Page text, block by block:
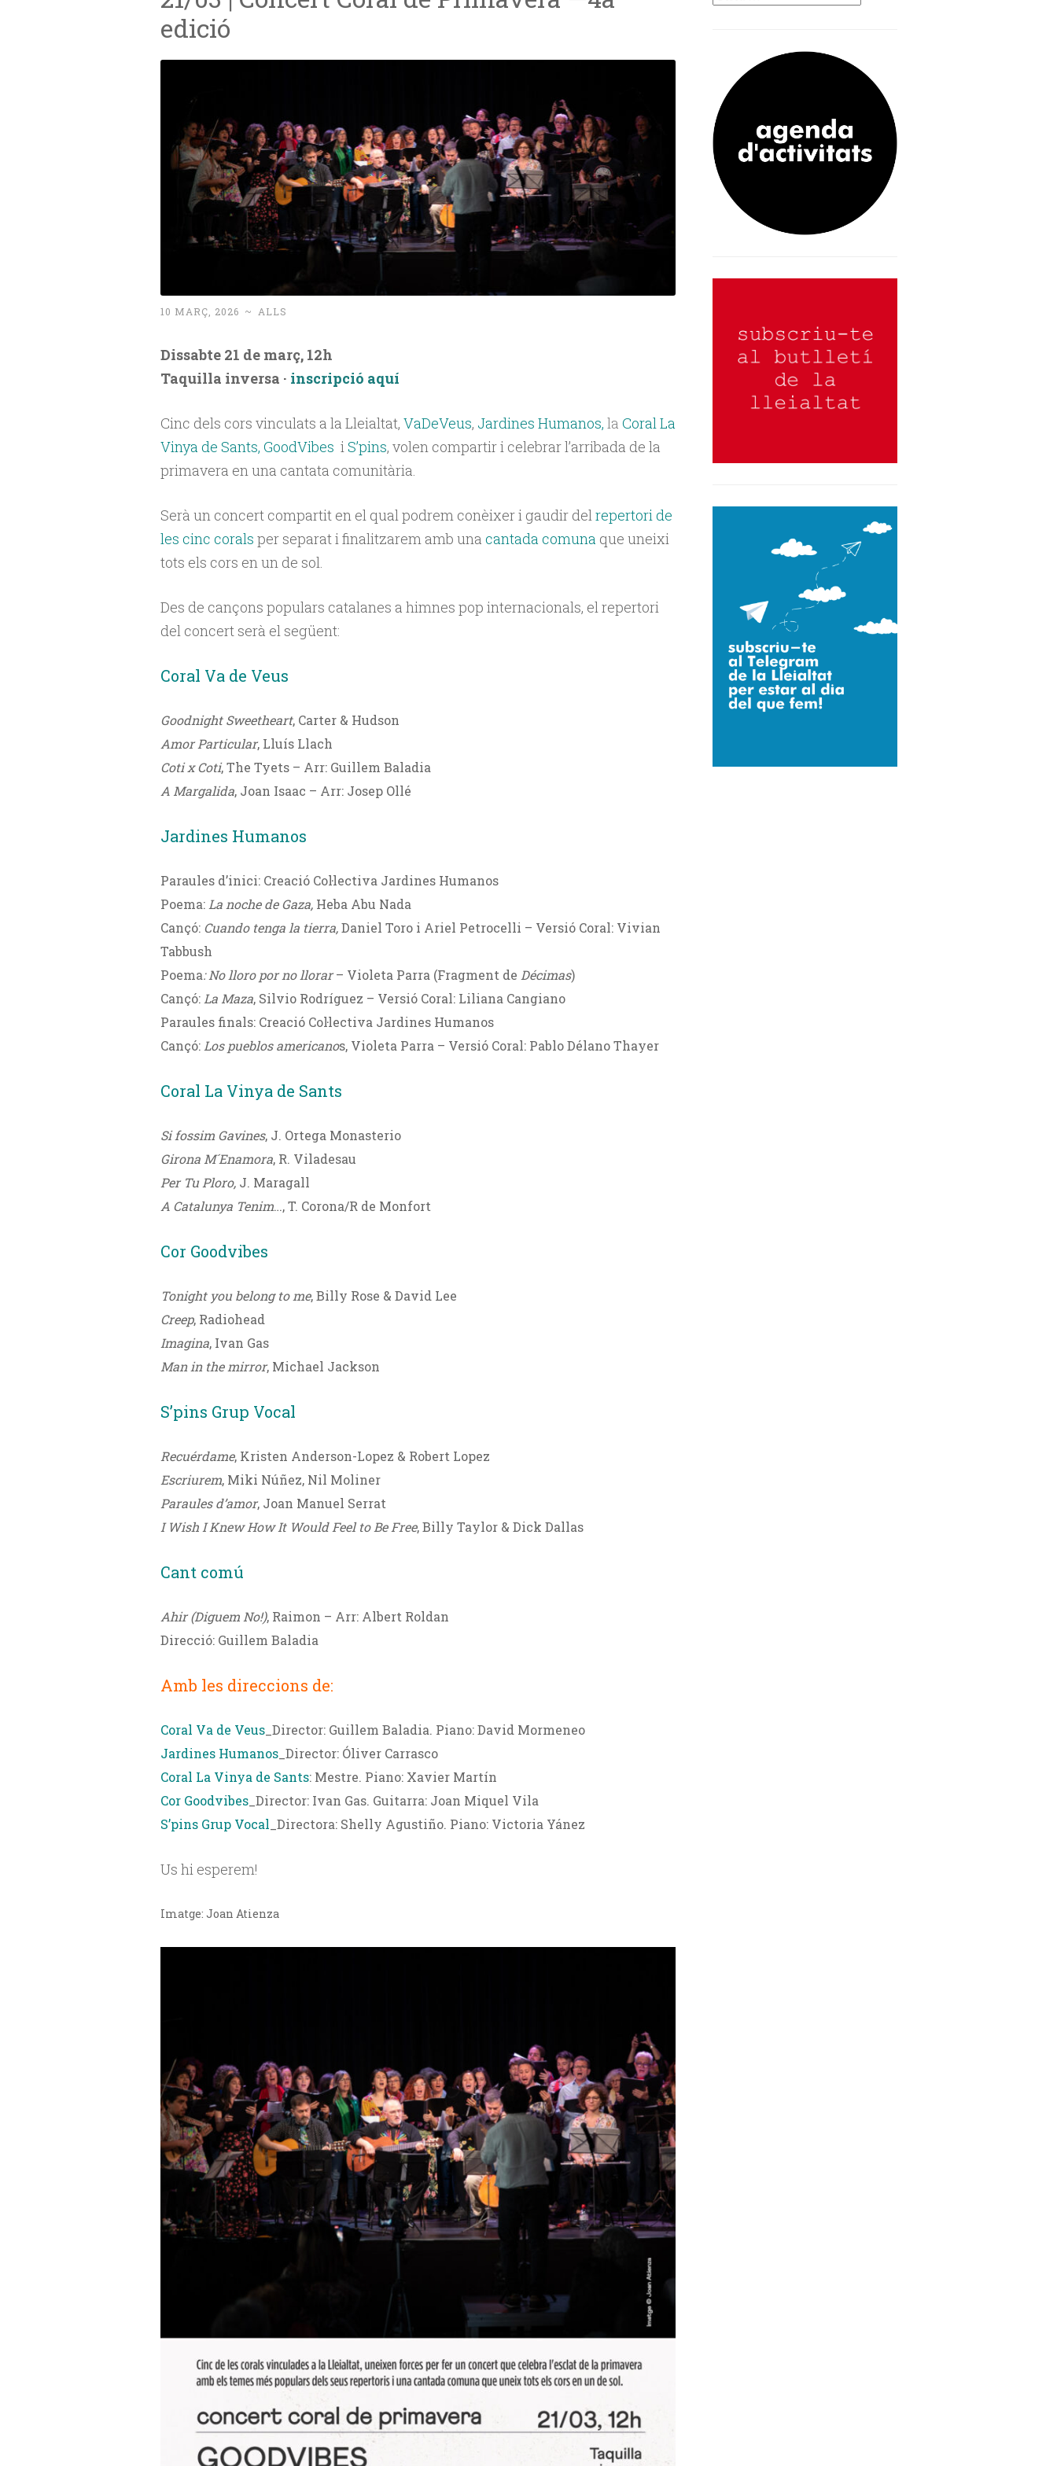
edició
10 MARÇ, 2026 ~ ALLS
Dissabte 21 de març, 12h
Taquilla inversa · inscripció aquí
Cinc dels cors vinculats a la Lleialtat, VaDeVeus, Jardines Humanos, la Coral La
Vinya de Sants, GoodVibes iS’pins, volen compartir i celebrar l’arribada de la
primavera en una cantata comunitària.
Serà un concert compartit en el qual podrem conèixer i gaudir delrepertori de
les cinc corals per separat i finalitzarem amb una cantada comunaque uneixi
tots els cors en un de sol.
Des de cançons populars catalanes a himnes pop internacionals, el repertori
del concert serà el següent:
Coral Va de Veus
Goodnight Sweetheart, Carter & Hudson
Amor Particular, Lluís Llach
Coti x Coti, The Tyets – Arr: Guillem Baladia
A Margalida, Joan Isaac – Arr: Josep Ollé
Jardines Humanos
Paraules d’inici: Creació Col·lectiva Jardines Humanos
Poema:La noche de Gaza, Heba Abu Nada
Cançó: Cuando tenga la tierra,Daniel Toro i Ariel Petrocelli – Versió Coral: Vivian
Tabbush
Poema: No lloro por no llorar– Violeta Parra (Fragment de Décimas)
Cançó:La Maza, Silvio Rodríguez – Versió Coral: Liliana Cangiano
Paraules finals: Creació Col·lectiva Jardines Humanos
Cançó:Los pueblos americanos, Violeta Parra – Versió Coral: Pablo Délano Thayer
Coral La Vinya de Sants
Si fossim Gavines, J. Ortega Monasterio
Girona M´Enamora, R. Viladesau
Per Tu Ploro, J. Maragall
A Catalunya Tenim…, T. Corona/R de Monfort
Cor Goodvibes
Tonight you belong to me, Billy Rose & David Lee
Creep, Radiohead
Imagina, Ivan Gas
Man in the mirror, Michael Jackson
S’pins Grup Vocal
Recuérdame, Kristen Anderson-Lopez & Robert Lopez
Escriurem, Miki Núñez, Nil Moliner
Paraules d’amor, Joan Manuel Serrat
I Wish I Knew How It Would Feel to Be Free, Billy Taylor & Dick Dallas
Cant comú
Ahir (Diguem No!), Raimon – Arr: Albert Roldan
Direcció: Guillem Baladia
Amb les direccions de:
Coral Va de Veus_Director: Guillem Baladia. Piano: David Mormeneo
Jardines Humanos_Director: Óliver Carrasco
Coral La Vinya de Sants: Mestre. Piano: Xavier Martín
Cor Goodvibes_Director: Ivan Gas. Guitarra: Joan Miquel Vila
S’pins Grup Vocal _Directora: Shelly Agustiño. Piano: Victoria Yánez
Us hi esperem!
Imatge: Joan Atienza